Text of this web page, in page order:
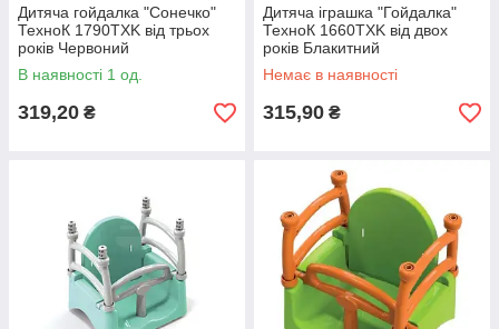
Дитяча гойдалка "Сонечко"
ТехноК 1790TXK від трьох
років Червоний
В наявності 1 од.
319,20 ₴
Дитяча іграшка "Гойдалка"
ТехноК 1660TXK від двох
років Блакитний
Немає в наявності
315,90 ₴